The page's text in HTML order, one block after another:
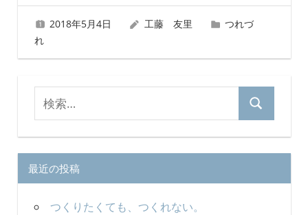
ビ
ゲ
ー
シ
ョ
ン
2018年5月4日 工藤 友里
つれづ
れ
対
象:
検
最近の投稿
つくりたくても、つくれない。